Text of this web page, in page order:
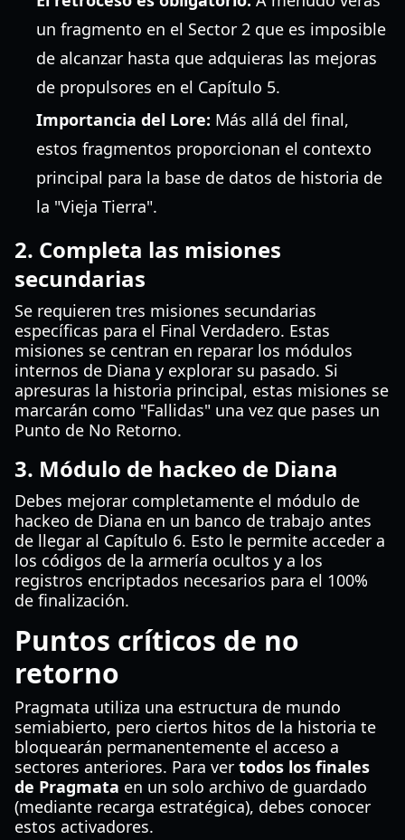
un fragmento en el Sector 2 que es imposible
de alcanzar hasta que adquieras las mejoras
de propulsores en el Capítulo 5.
Importancia del Lore: Más allá del final,
estos fragmentos proporcionan el contexto
principal para la base de datos de historia de
la "Vieja Tierra".
2. Completa las misiones
secundarias
Se requieren tres misiones secundarias
específicas para el Final Verdadero. Estas
misiones se centran en reparar los módulos
internos de Diana y explorar su pasado. Si
apresuras la historia principal, estas misiones se
marcarán como "Fallidas" una vez que pases un
Punto de No Retorno.
3. Módulo de hackeo de Diana
Debes mejorar completamente el módulo de
hackeo de Diana en un banco de trabajo antes
de llegar al Capítulo 6. Esto le permite acceder a
los códigos de la armería ocultos y a los
registros encriptados necesarios para el 100%
de finalización.
Puntos críticos de no
retorno
Pragmata utiliza una estructura de mundo
semiabierto, pero ciertos hitos de la historia te
bloquearán permanentemente el acceso a
sectores anteriores. Para ver todos los finales
de Pragmata en un solo archivo de guardado
(mediante recarga estratégica), debes conocer
estos activadores.